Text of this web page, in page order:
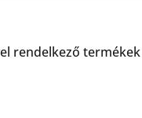
rendelkező termékek